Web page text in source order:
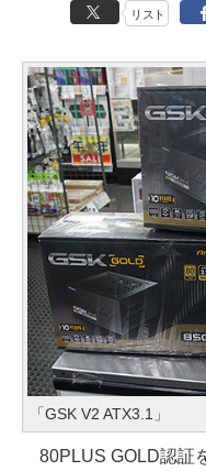
リスト
「GSK V2 ATX3.1」
80PLUS GOLD認証